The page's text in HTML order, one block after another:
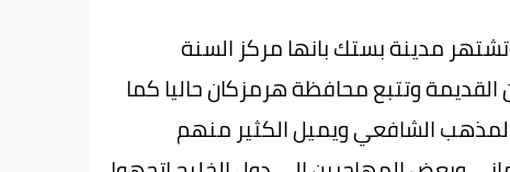
مدينة بستك بانها مركز السنة
وتتبع محافظة هرمزكان حاليا كما
الشافعي ويميل الكثير منهم